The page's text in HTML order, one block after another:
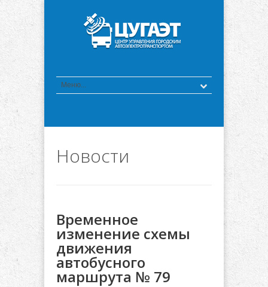
Новости
Временное
изменение схемы
движения
автобусного
маршрута № 79